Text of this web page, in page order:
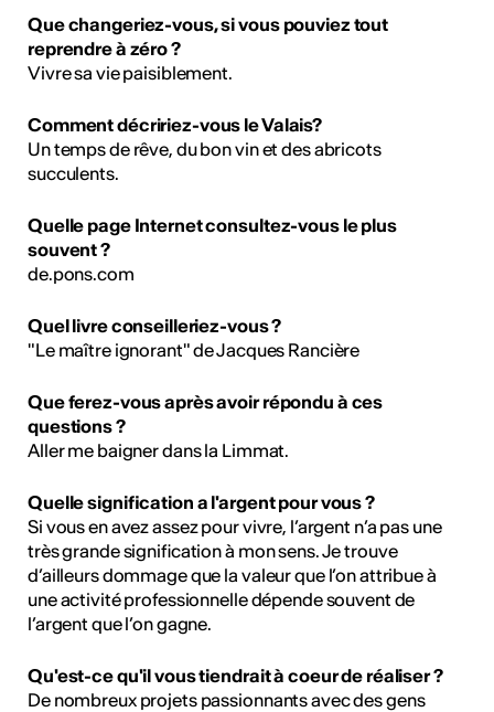
Que changeriez-vous, si vous pouviez tout
reprendre à zéro ?
Vivre sa vie paisiblement.
Comment décririez-vous le Valais?
Un temps de rêve, du bon vin et des abricots
succulents.
Quelle page Internet consultez-vous le plus
souvent ?
de.pons.com
Quel livre conseilleriez-vous ?
"Le maître ignorant" de Jacques Rancière
Que ferez-vous après avoir répondu à ces
questions ?
Aller me baigner dans la Limmat.
Quelle signification a l'argent pour vous ?
Si vous en avez assez pour vivre, l’argent n’a pas une
très grande signification à mon sens. Je trouve
d’ailleurs dommage que la valeur que l’on attribue à
une activité professionnelle dépende souvent de
l’argent que l’on gagne.
Qu'est-ce qu'il vous tiendrait à coeur de réaliser ?
De nombreux projets passionnants avec des gens